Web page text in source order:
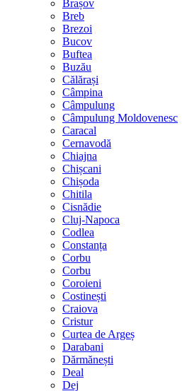
Brașov
Breb
Brezoi
Bucov
Buftea
Buzău
Călărași
Câmpina
Câmpulung
Câmpulung Moldovenesc
Caracal
Cernavodă
Chiajna
Chișcani
Chișoda
Chitila
Cisnădie
Cluj-Napoca
Codlea
Constanța
Corbu
Corbu
Coroieni
Costinești
Craiova
Cristur
Curtea de Argeș
Darabani
Dărmănești
Deal
Dej